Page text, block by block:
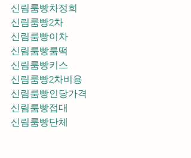
신림룸빵차정희
신림룸빵2차
신림룸빵이차
신림룸빵룸떡
신림룸빵키스
신림룸빵2차비용
신림룸빵인당가격
신림룸빵접대
신림룸빵단체